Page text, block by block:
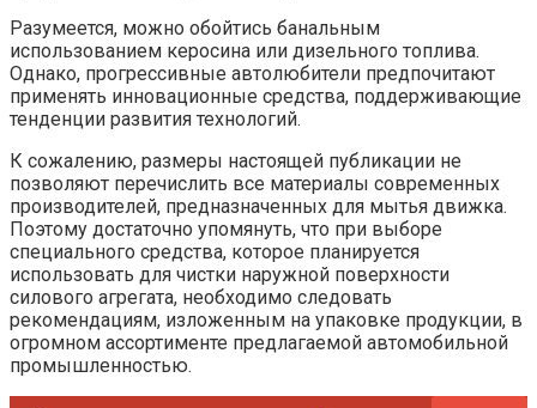
Разумеется, можно обойтись банальным
использованием керосина или дизельного топлива.
Однако, прогрессивные автолюбители предпочитают
применять инновационные средства, поддерживающие
тенденции развития технологий.
К сожалению, размеры настоящей публикации не
позволяют перечислить все материалы современных
производителей, предназначенных для мытья движка.
Поэтому достаточно упомянуть, что при выборе
специального средства, которое планируется
использовать для чистки наружной поверхности
силового агрегата, необходимо следовать
рекомендациям, изложенным на упаковке продукции, в
огромном ассортименте предлагаемой автомобильной
промышленностью.